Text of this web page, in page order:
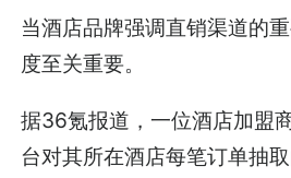
当酒店品牌强调直销渠道的
度至关重要。
据36氪报道，一位酒店加盟
台对其所在酒店每笔订单抽